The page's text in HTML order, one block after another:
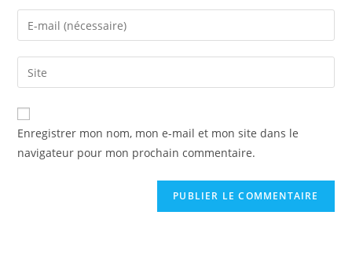
name
comment
Enter
your
email
address
comment
Saisir
l’URL
de
votre
(facultatif)
Enregistrer mon nom, mon e-mail et mon site dans le
navigateur pour mon prochain commentaire.